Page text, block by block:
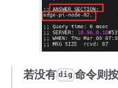
若没有 dig 命令则